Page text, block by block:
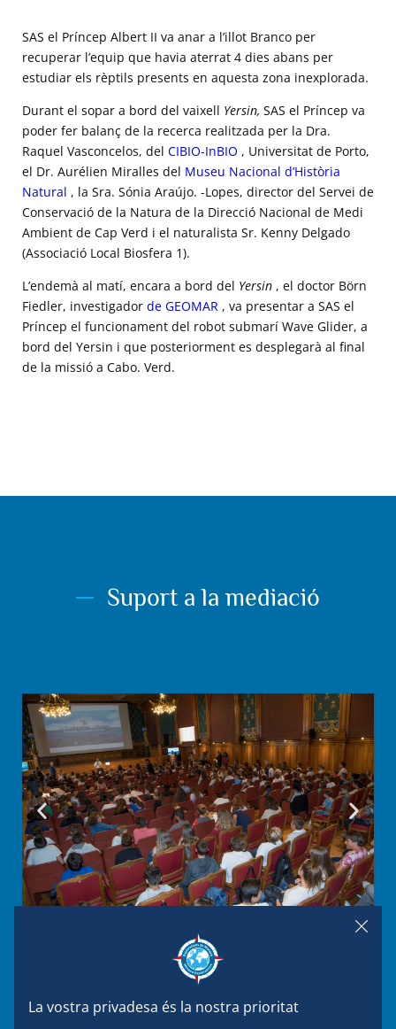
SAS el Príncep Albert II va anar a l’illot Branco per
recuperar l’equip que havia aterrat 4 dies abans per
estudiar els rèptils presents en aquesta zona inexplorada.
Durant el sopar a bord del vaixell Yersin, SAS el Príncep va
poder fer balanç de la recerca realitzada per la Dra.
Raquel Vasconcelos, del CIBIO-InBIO , Universitat de Porto,
el Dr. Aurélien Miralles del Museu Nacional d’Història
Natural , la Sra. Sónia Araújo. -Lopes, director del Servei de
Conservació de la Natura de la Direcció Nacional de Medi
Ambient de Cap Verd i el naturalista Sr. Kenny Delgado
(Associació Local Biosfera 1).
L’endemà al matí, encara a bord del Yersin , el doctor Börn
Fiedler, investigador de GEOMAR , va presentar a SAS el
Príncep el funcionament del robot submarí Wave Glider, a
bord del Yersin i que posteriorment es desplegarà al final
de la missió a Cabo. Verd.
Suport a la mediació